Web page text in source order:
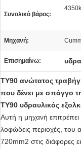
Συνολικό βάρος:
Μηχανή:
Επισημαίνω:
TY90 ανώτατος
που δένει με σπάγγο
TY90 υδραυλικός
Αυτή η μηχανή
λοφώδεις περιοχές, του
720mm2 στις διάφορες